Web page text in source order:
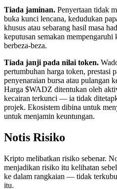
Tiada jaminan. Penyertaan tidak
buka kunci lencana, kedudukan
khusus atau sebarang hasil masa
keputusan semakan
berbeza-beza.
Tiada janji pada nilai token.
pertumbuhan harga token, prestasi
penyenaraian bursa atau pulangan
Harga $WADZ ditentukan oleh
kecairan terkunci — ia tidak
projek. Ekosistem dibina untuk
untuk menjamin keuntungan.
Notis Risiko
Kripto melibatkan risiko sebenar.
menjadikan risiko itu kelihatan
ke dalam rangkaian — tidak
itu.